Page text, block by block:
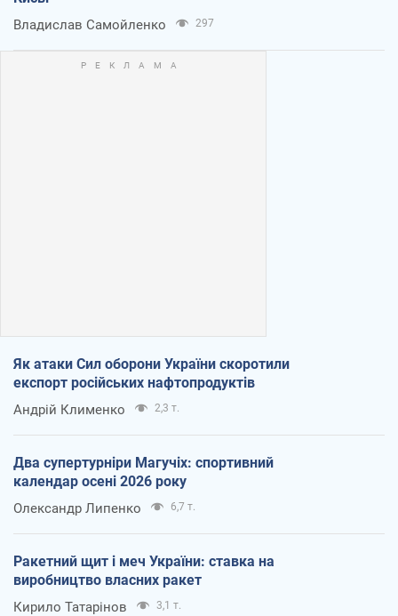
Владислав Самойленко 297
Як атаки Сил оборони України скоротили
експорт російських нафтопродуктів
Андрій Клименко 2,3 т.
Два супертурніри Магучіх: спортивний
календар осені 2026 року
Олександр Липенко 6,7 т.
Ракетний щит і меч України: ставка на
виробництво власних ракет
Кирило Татарінов 3,1 т.